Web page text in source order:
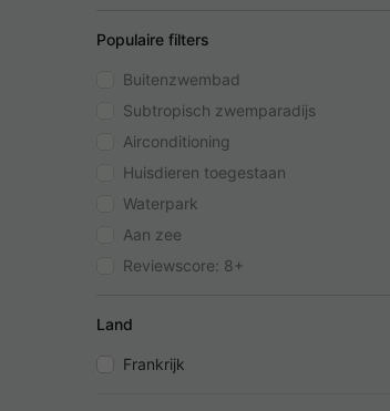
Populaire filters
Buitenzwembad
Subtropisch zwemparadijs
Airconditioning
Huisdieren toegestaan
Waterpark
Aan zee
Reviewscore: 8+
Land
Frankrijk